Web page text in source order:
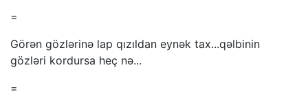
=
Görən gözlərinə lap qızıldan eynək tax...qəlbinin
gözləri kordursa heç nə...
=